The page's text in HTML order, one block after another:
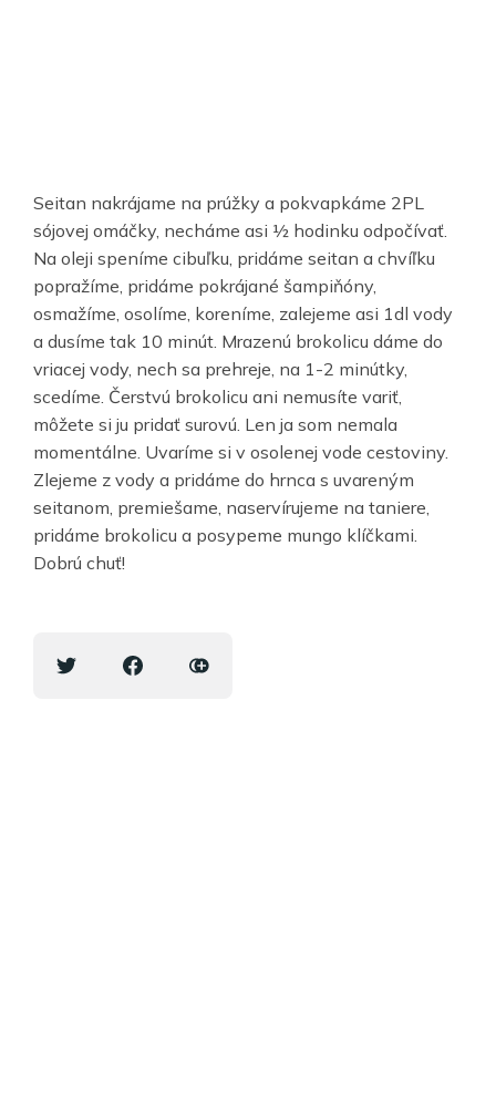
Seitan nakrájame na prúžky a pokvapkáme 2PL
sójovej omáčky, necháme asi ½ hodinku odpočívať.
Na oleji speníme cibuľku, pridáme seitan a chvíľku
popražíme, pridáme pokrájané šampiňóny,
osmažíme, osolíme, koreníme, zalejeme asi 1dl vody
a dusíme tak 10 minút. Mrazenú brokolicu dáme do
vriacej vody, nech sa prehreje, na 1-2 minútky,
scedíme. Čerstvú brokolicu ani nemusíte variť,
môžete si ju pridať surovú. Len ja som nemala
momentálne. Uvaríme si v osolenej vode cestoviny.
Zlejeme z vody a pridáme do hrnca s uvareným
seitanom, premiešame, naservírujeme na taniere,
pridáme brokolicu a posypeme mungo klíčkami.
Dobrú chuť!